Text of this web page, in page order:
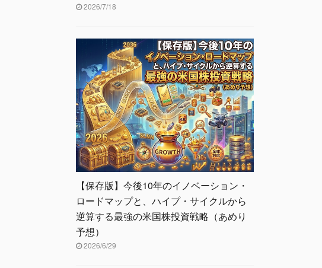
2026/7/18
【保存版】今後10年のイノベーション・
ロードマップと、ハイプ・サイクルから
逆算する最強の米国株投資戦略（あめり
予想）
2026/6/29